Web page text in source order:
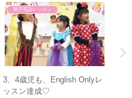
親子英語レッスン
3、4歳児も、English Onlyレ
ッスン達成♡